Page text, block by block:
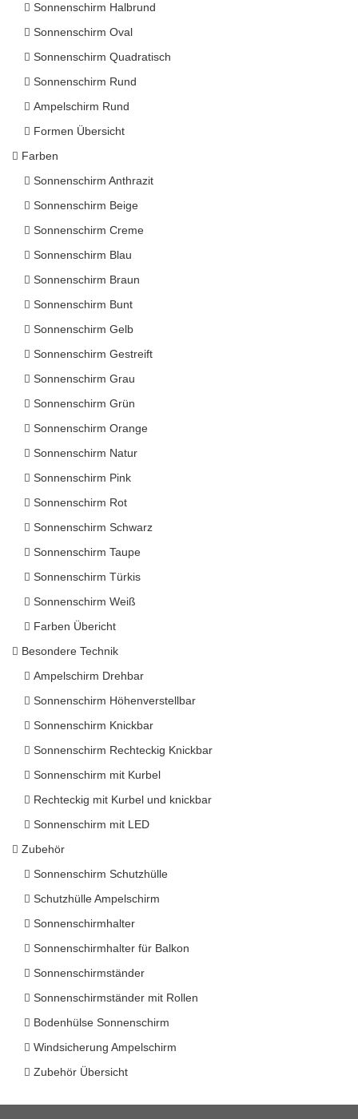
Sonnenschirm Halbrund
Sonnenschirm Oval
Sonnenschirm Quadratisch
Sonnenschirm Rund
Ampelschirm Rund
Formen Übersicht
Farben
Sonnenschirm Anthrazit
Sonnenschirm Beige
Sonnenschirm Creme
Sonnenschirm Blau
Sonnenschirm Braun
Sonnenschirm Bunt
Sonnenschirm Gelb
Sonnenschirm Gestreift
Sonnenschirm Grau
Sonnenschirm Grün
Sonnenschirm Orange
Sonnenschirm Natur
Sonnenschirm Pink
Sonnenschirm Rot
Sonnenschirm Schwarz
Sonnenschirm Taupe
Sonnenschirm Türkis
Sonnenschirm Weiß
Farben Übericht
Besondere Technik
Ampelschirm Drehbar
Sonnenschirm Höhenverstellbar
Sonnenschirm Knickbar
Sonnenschirm Rechteckig Knickbar
Sonnenschirm mit Kurbel
Rechteckig mit Kurbel und knickbar
Sonnenschirm mit LED
Zubehör
Sonnenschirm Schutzhülle
Schutzhülle Ampelschirm
Sonnenschirmhalter
Sonnenschirmhalter für Balkon
Sonnenschirmständer
Sonnenschirmständer mit Rollen
Bodenhülse Sonnenschirm
Windsicherung Ampelschirm
Zubehör Übersicht